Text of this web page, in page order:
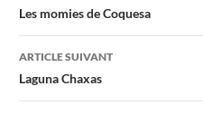
des
articles
Les momies de Coquesa
ARTICLE SUIVANT
Laguna Chaxas